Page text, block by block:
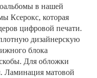
в нашей
Ксерокс, которая
цифровой печати.
дизайнерскую
блока
Для обложки
Ламинация матовой